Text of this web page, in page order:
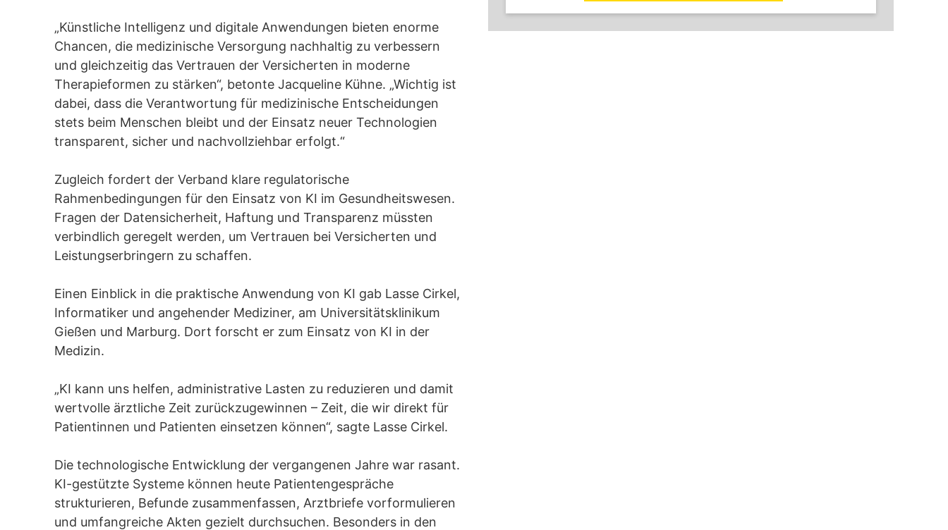
„Künstliche Intelligenz und digitale Anwendungen bieten enorme
Chancen, die medizinische Versorgung nachhaltig zu verbessern
und gleichzeitig das Vertrauen der Versicherten in moderne
Therapieformen zu stärken“, betonte Jacqueline Kühne. „Wichtig ist
dabei, dass die Verantwortung für medizinische Entscheidungen
stets beim Menschen bleibt und der Einsatz neuer Technologien
transparent, sicher und nachvollziehbar erfolgt.“
Zugleich fordert der Verband klare regulatorische
Rahmenbedingungen für den Einsatz von KI im Gesundheitswesen.
Fragen der Datensicherheit, Haftung und Transparenz müssten
verbindlich geregelt werden, um Vertrauen bei Versicherten und
Leistungserbringern zu schaffen.
Einen Einblick in die praktische Anwendung von KI gab Lasse Cirkel,
Informatiker und angehender Mediziner, am Universitätsklinikum
Gießen und Marburg. Dort forscht er zum Einsatz von KI in der
Medizin.
„KI kann uns helfen, administrative Lasten zu reduzieren und damit
wertvolle ärztliche Zeit zurückzugewinnen – Zeit, die wir direkt für
Patientinnen und Patienten einsetzen können“, sagte Lasse Cirkel.
Die technologische Entwicklung der vergangenen Jahre war rasant.
KI-gestützte Systeme können heute Patientengespräche
strukturieren, Befunde zusammenfassen, Arztbriefe vorformulieren
und umfangreiche Akten gezielt durchsuchen. Besonders in den